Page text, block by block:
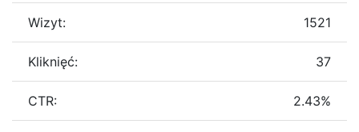
Wizyt: 1521
Kliknięć: 37
CTR: 2.43%